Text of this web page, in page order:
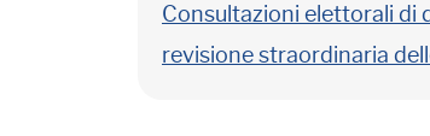
Consultazioni elettorali di
revisione straordinaria